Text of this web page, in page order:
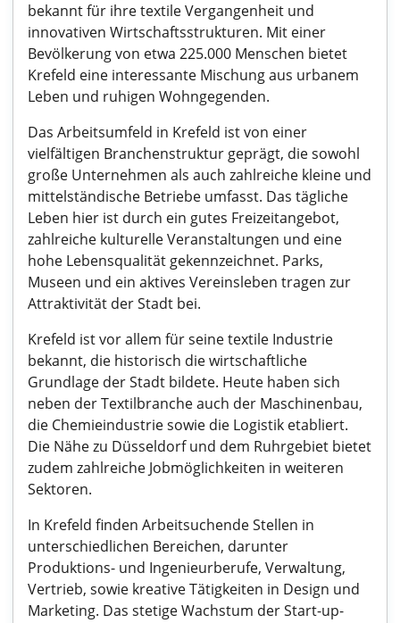
bekannt für ihre textile Vergangenheit und
innovativen Wirtschaftsstrukturen. Mit einer
Bevölkerung von etwa 225.000 Menschen bietet
Krefeld eine interessante Mischung aus urbanem
Leben und ruhigen Wohngegenden.
Das Arbeitsumfeld in Krefeld ist von einer
vielfältigen Branchenstruktur geprägt, die sowohl
große Unternehmen als auch zahlreiche kleine und
mittelständische Betriebe umfasst. Das tägliche
Leben hier ist durch ein gutes Freizeitangebot,
zahlreiche kulturelle Veranstaltungen und eine
hohe Lebensqualität gekennzeichnet. Parks,
Museen und ein aktives Vereinsleben tragen zur
Attraktivität der Stadt bei.
Krefeld ist vor allem für seine textile Industrie
bekannt, die historisch die wirtschaftliche
Grundlage der Stadt bildete. Heute haben sich
neben der Textilbranche auch der Maschinenbau,
die Chemieindustrie sowie die Logistik etabliert.
Die Nähe zu Düsseldorf und dem Ruhrgebiet bietet
zudem zahlreiche Jobmöglichkeiten in weiteren
Sektoren.
In Krefeld finden Arbeitsuchende Stellen in
unterschiedlichen Bereichen, darunter
Produktions- und Ingenieurberufe, Verwaltung,
Vertrieb, sowie kreative Tätigkeiten in Design und
Marketing. Das stetige Wachstum der Start-up-